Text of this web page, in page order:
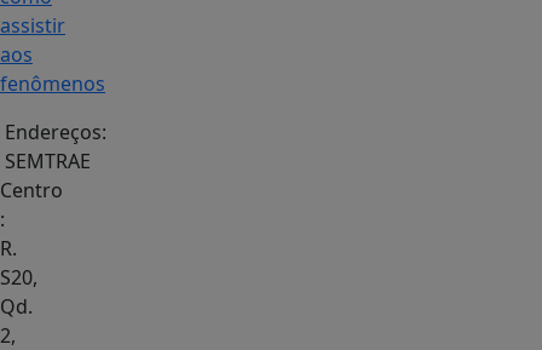
assistir
aos
fenômenos
Endereços:
SEMTRAE
Centro
:
R.
S20,
Qd.
2,